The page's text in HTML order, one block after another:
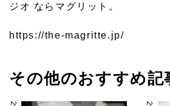
ジオ ならマグリット。
https://the-magritte.jp/
その他のおすすめ記